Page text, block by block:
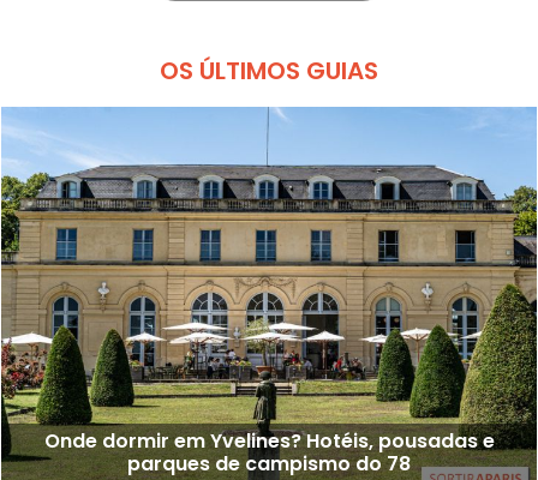
OS ÚLTIMOS GUIAS
Onde dormir em Yvelines? Hotéis, pousadas e
parques de campismo do 78